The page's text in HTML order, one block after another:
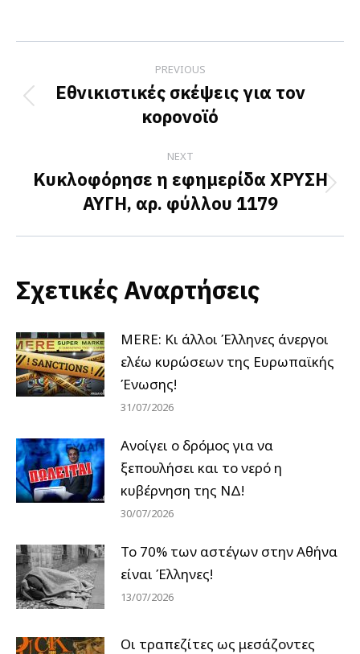
Facebook
X
LinkedIn
navigation
PREVIOUS
Previous
post:
Εθνικιστικές σκέψεις για τον
κορονοϊό
NEXT
Next
post:
Κυκλοφόρησε η εφημερίδα ΧΡΥΣΗ
ΑΥΓΗ, αρ. φύλλου 1179
Σχετικές Αναρτήσεις
MERE: Κι άλλοι Έλληνες άνεργοι
ελέω κυρώσεων της Ευρωπαϊκής
Ένωσης!
31/07/2026
Ανοίγει ο δρόμος για να
ξεπουλήσει και το νερό η
κυβέρνηση της ΝΔ!
30/07/2026
Το 70% των αστέγων στην Αθήνα
είναι Έλληνες!
13/07/2026
Οι τραπεζίτες ως μεσάζοντες